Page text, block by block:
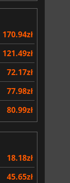
170.94zł
121.49zł
72.17zł
77.98zł
80.99zł
18.18zł
45.65zł